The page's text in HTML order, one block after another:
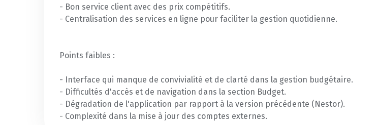
- Bon service client avec des prix compétitifs.
- Centralisation des services en ligne pour faciliter la gestion quotidienne.
Points faibles :
- Interface qui manque de convivialité et de clarté dans la gestion budgétaire.
- Difficultés d'accès et de navigation dans la section Budget.
- Dégradation de l'application par rapport à la version précédente (Nestor).
- Complexité dans la mise à jour des comptes externes.